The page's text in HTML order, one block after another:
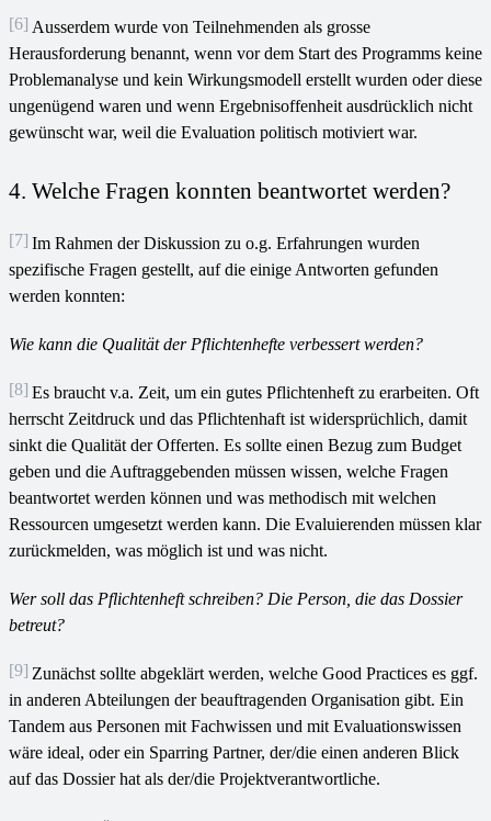
[6] Ausserdem wurde von Teilnehmenden als grosse
Herausforderung benannt, wenn vor dem Start des Programms keine
Problemanalyse und kein Wirkungsmodell erstellt wurden oder diese
ungenügend waren und wenn Ergebnisoffenheit ausdrücklich nicht
gewünscht war, weil die Evaluation politisch motiviert war.
4. Welche Fragen konnten beantwortet werden?
[7] Im Rahmen der Diskussion zu o.g. Erfahrungen wurden
spezifische Fragen gestellt, auf die einige Antworten gefunden
werden konnten:
Wie kann die Qualität der Pflichtenhefte verbessert werden?
[8] Es braucht v.a. Zeit, um ein gutes Pflichtenheft zu erarbeiten. Oft
herrscht Zeitdruck und das Pflichtenhaft ist widersprüchlich, damit
sinkt die Qualität der Offerten. Es sollte einen Bezug zum Budget
geben und die Auftraggebenden müssen wissen, welche Fragen
beantwortet werden können und was methodisch mit welchen
Ressourcen umgesetzt werden kann. Die Evaluierenden müssen klar
zurückmelden, was möglich ist und was nicht.
Wer soll das Pflichtenheft schreiben? Die Person, die das Dossier
betreut?
[9] Zunächst sollte abgeklärt werden, welche Good Practices es ggf.
in anderen Abteilungen der beauftragenden Organisation gibt. Ein
Tandem aus Personen mit Fachwissen und mit Evaluationswissen
wäre ideal, oder ein Sparring Partner, der/die einen anderen Blick
auf das Dossier hat als der/die Projektverantwortliche.